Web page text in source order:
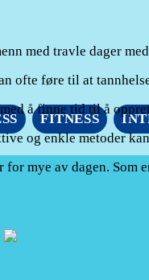
med travle dager
ofte føre til at
å finne tid til å
og enkle metoder
for mye av dagen. Som
FITNESS